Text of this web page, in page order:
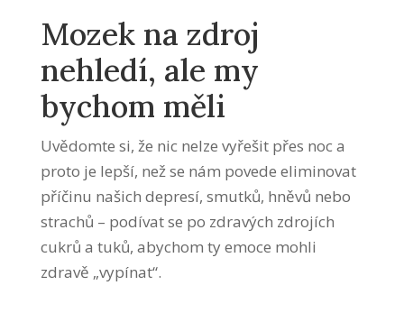
Mozek na zdroj
nehledí, ale my
bychom měli
Uvědomte si, že nic nelze vyřešit přes noc a
proto je lepší, než se nám povede eliminovat
příčinu našich depresí, smutků, hněvů nebo
strachů – podívat se po zdravých zdrojích
cukrů a tuků, abychom ty emoce mohli
zdravě „vypínat“.